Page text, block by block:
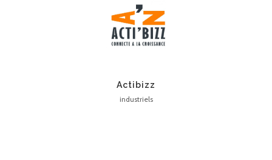
Actibizz
industriels